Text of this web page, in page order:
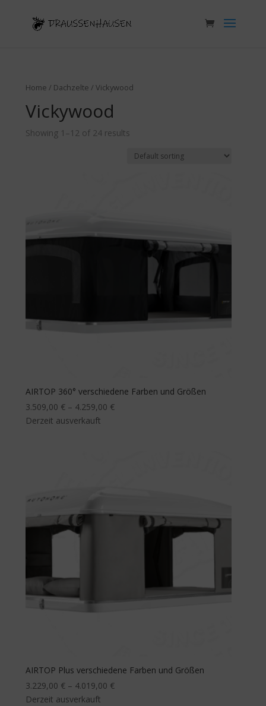
Home / Dachzelte / Vickywood
Vickywood
Showing 1–12 of 24 results
AIRTOP 360° verschiedene Farben und Größen
3.509,00 € – 4.259,00 €
Derzeit ausverkauft
AIRTOP Plus verschiedene Farben und Größen
3.229,00 € – 4.019,00 €
Derzeit ausverkauft